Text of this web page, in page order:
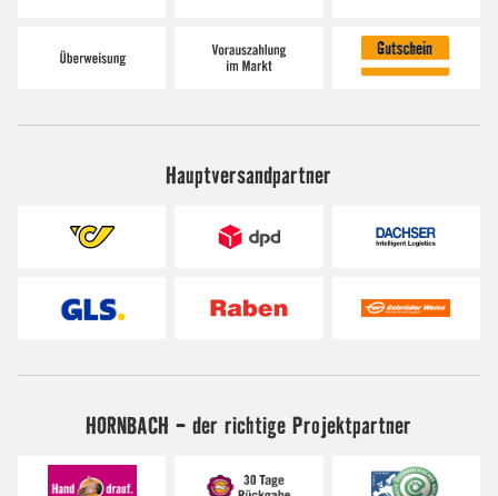
Hauptversandpartner
HORNBACH - der richtige Projektpartner